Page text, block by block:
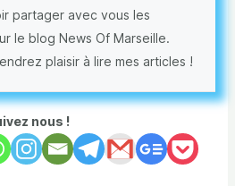
partager avec vous les
le blog News Of Marseille.
plaisir à lire mes articles !
nous !